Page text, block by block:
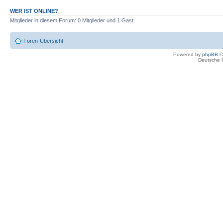
WER IST ONLINE?
Mitglieder in diesem Forum: 0 Mitglieder und 1 Gast
Foren-Übersicht
Powered by phpBB
Deutsche